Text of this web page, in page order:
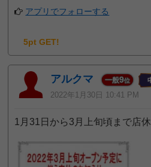
アプリでフォローする
5pt GET!
アルクマ 一般9位
2022年1月30日 10:41 PM
1月31日から3月上旬頃まで店休